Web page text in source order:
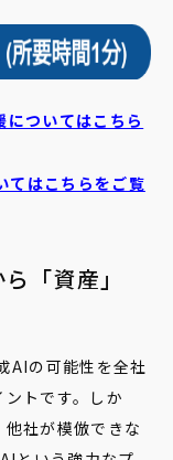
ついてはこちら
てはこちらをご覧
「資産」
の可能性を全社
トです。しか
社が模倣できな